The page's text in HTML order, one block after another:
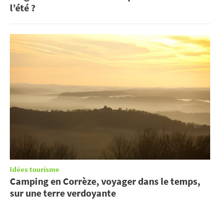
l’été ?
Idées tourisme
Camping en Corrèze, voyager dans le temps,
sur une terre verdoyante